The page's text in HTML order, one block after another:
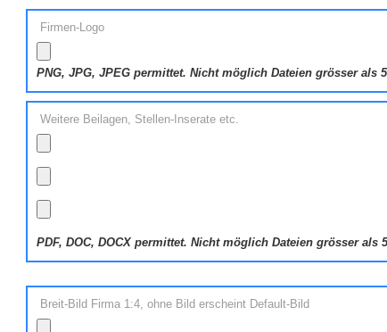
Firmen-Logo
PNG, JPG, JPEG permittet. Nicht möglich Dateien grösser als
Weitere Beilagen, Stellen-Inserate etc.
PDF, DOC, DOCX permittet. Nicht möglich Dateien grösser als
Breit-Bild Firma 1:4, ohne Bild erscheint Default-Bild